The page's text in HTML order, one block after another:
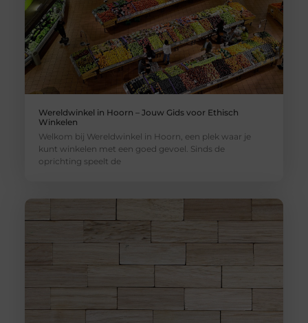
Wereldwinkel in Hoorn – Jouw Gids voor Ethisch
Winkelen
Welkom bij Wereldwinkel in Hoorn, een plek waar je
kunt winkelen met een goed gevoel. Sinds de
oprichting speelt de